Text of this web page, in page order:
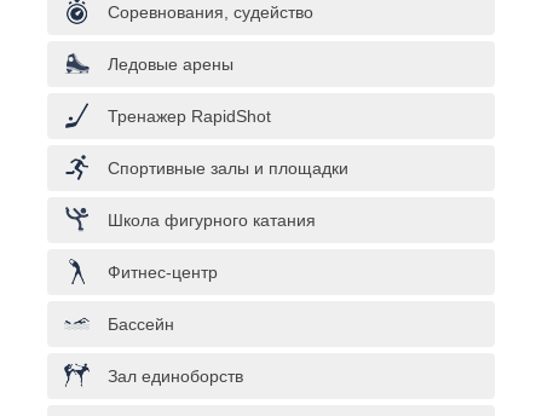
Соревнования, судейство
Ледовые арены
Тренажер RapidShot
Спортивные залы и площадки
Школа фигурного катания
Фитнес-центр
Бассейн
Зал единоборств